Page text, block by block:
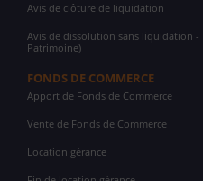
Avis de clôture de liquidation
Avis de dissolution sans liquidation -
Patrimoine)
FONDS DE COMMERCE
Apport de Fonds de Commerce
Vente de Fonds de Commerce
Location gérance